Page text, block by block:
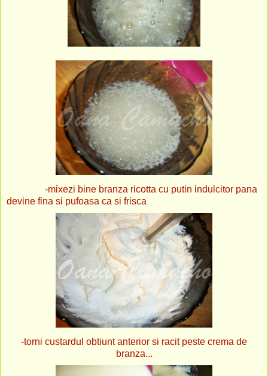
-mixezi bine branza ricotta cu putin indulcitor pana
devine fina si pufoasa ca si frisca
-torni custardul obtiunt anterior si racit peste crema de
branza...